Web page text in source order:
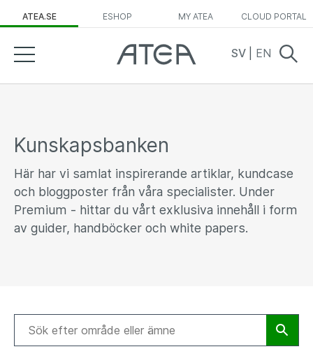
ATEA.SE ESHOP MY ATEA CLOUD PORTAL
SV EN
Kunskapsbanken
Här har vi samlat inspirerande artiklar, kundcase
och bloggposter från våra specialister. Under
Premium - hittar du vårt exklusiva innehåll i form
av guider, handböcker och white papers.